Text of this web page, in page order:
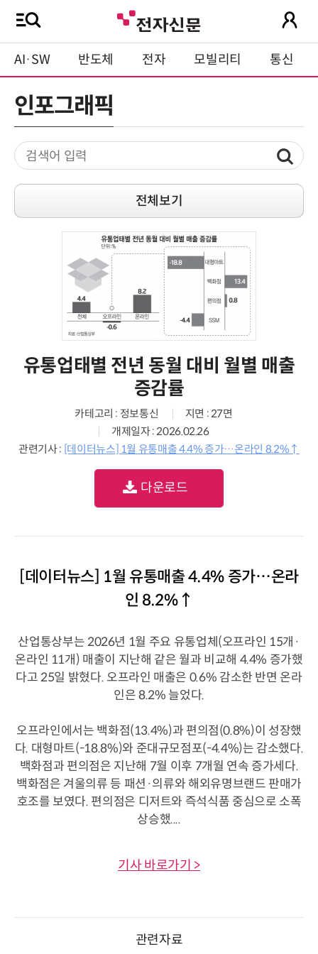
AI·SW 반도체 전자 모빌리티 통신
인포그래픽
전체보기
유통업태별 전년 동월 대비 월별 매출
증감률
카테고리 : 정보통신
지면 : 27면
개제일자 : 2026.02.26
관련기사 : [데이터뉴스] 1월 유통매출 4.4% 증가…온라인 8.2%↑
다운로드
[데이터뉴스] 1월 유통매출 4.4% 증가…온라
인 8.2%↑
산업통상부는 2026년 1월 주요 유통업체(오프라인 15개·
온라인 11개) 매출이 지난해 같은 월과 비교해 4.4% 증가했
다고 25일 밝혔다. 오프라인 매출은 0.6% 감소한 반면 온라
인은 8.2% 늘었다.
오프라인에서는 백화점(13.4%)과 편의점(0.8%)이 성장했
다. 대형마트(-18.8%)와 준대규모점포(-4.4%)는 감소했다.
백화점과 편의점은 지난해 7월 이후 7개월 연속 증가세다.
백화점은 겨울의류 등 패션·의류와 해외유명브랜드 판매가
호조를 보였다. 편의점은 디저트와 즉석식품 중심으로 소폭
상승했....
기사 바로가기 >
관련자료